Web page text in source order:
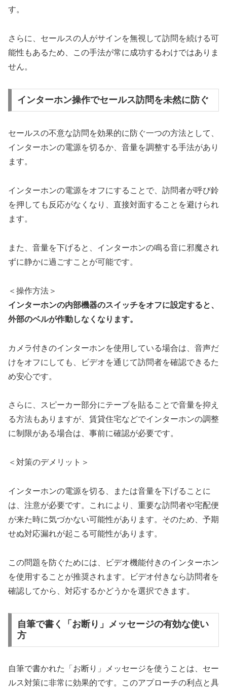
す。
さらに、セールスの人がサインを無視して訪問を続ける可
能性もあるため、この手法が常に成功するわけではありま
せん。
インターホン操作でセールス訪問を未然に防ぐ
セールスの不意な訪問を効果的に防ぐ一つの方法として、
インターホンの電源を切るか、音量を調整する手法があり
ます。
インターホンの電源をオフにすることで、訪問者が呼び鈴
を押しても反応がなくなり、直接対面することを避けられ
ます。
また、音量を下げると、インターホンの鳴る音に邪魔され
ずに静かに過ごすことが可能です。
＜操作方法＞
インターホンの内部機器のスイッチをオフに設定すると、
外部のベルが作動しなくなります。
カメラ付きのインターホンを使用している場合は、音声だ
けをオフにしても、ビデオを通じて訪問者を確認できるた
め安心です。
さらに、スピーカー部分にテープを貼ることで音量を抑え
る方法もありますが、賃貸住宅などでインターホンの調整
に制限がある場合は、事前に確認が必要です。
＜対策のデメリット＞
インターホンの電源を切る、または音量を下げることに
は、注意が必要です。これにより、重要な訪問者や宅配便
が来た時に気づかない可能性があります。そのため、予期
せぬ対応漏れが起こる可能性があります。
この問題を防ぐためには、ビデオ機能付きのインターホン
を使用することが推奨されます。ビデオ付きなら訪問者を
確認してから、対応するかどうかを選択できます。
自筆で書く「お断り」メッセージの有効な使い
方
自筆で書かれた「お断り」メッセージを使うことは、セー
ルス対策に非常に効果的です。このアプローチの利点と具